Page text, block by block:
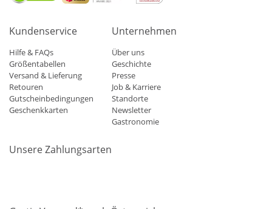
Kundenservice
Hilfe & FAQs
Größentabellen
Versand & Lieferung
Retouren
Gutscheinbedingungen
Geschenkkarten
Unternehmen
Über uns
Geschichte
Presse
Job & Karriere
Standorte
Newsletter
Gastronomie
Unsere Zahlungsarten